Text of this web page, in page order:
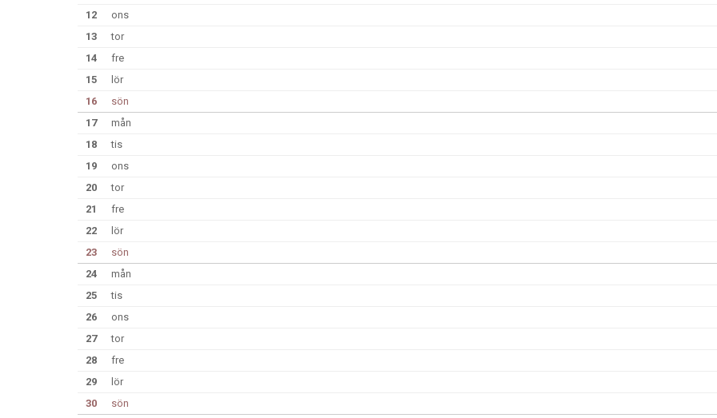
12
ons
13
tor
14
fre
15
lör
16
sön
17
mån
18
tis
19
ons
20
tor
21
fre
22
lör
23
sön
24
mån
25
tis
26
ons
27
tor
28
fre
29
lör
30
sön